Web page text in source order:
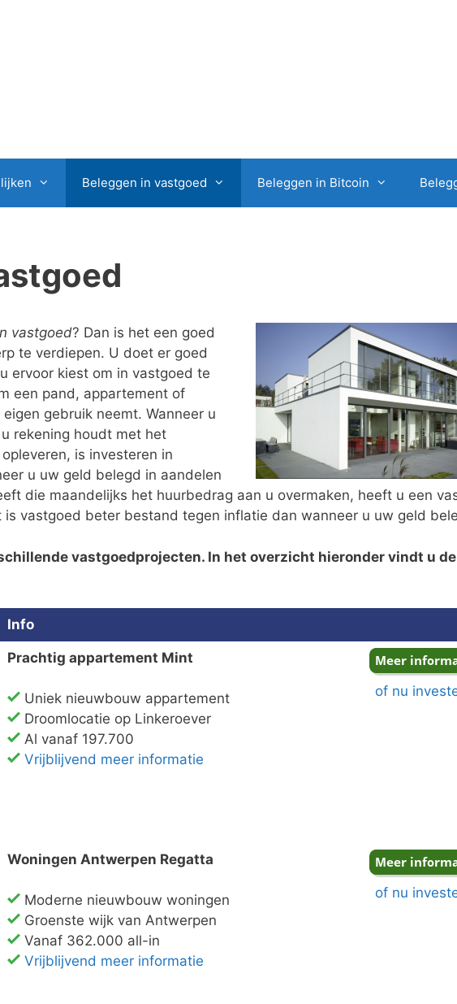
Beleggen in vastgoed Beleggen in Bitcoin
vastgoed? Dan is het een goed
te verdiepen. U doet er goed
ervoor kiest om in vastgoed te
een pand, appartement of
gebruik neemt. Wanneer u
rekening houdt met het
is investeren in
u uw geld belegd in aandelen
die maandelijks het huurbedrag aan u overmaken, heeft u een
vastgoed beter bestand tegen inflatie dan wanneer u uw geld
vastgoedprojecten. In het overzicht hieronder vindt u de
Info
Prachtig appartement Mint
Uniek nieuwbouw appartement
Droomlocatie op Linkeroever
Al vanaf 197.700
Vrijblijvend meer informatie
of nu
Woningen Antwerpen Regatta
Moderne nieuwbouw woningen
Groenste wijk van Antwerpen
Vanaf 362.000 all-in
Vrijblijvend meer informatie
of nu